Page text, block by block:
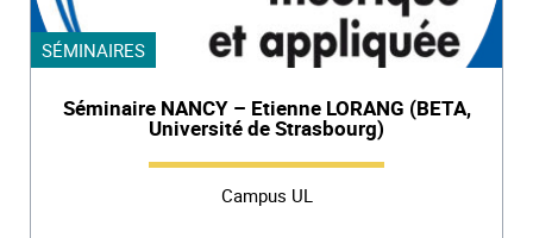
SÉMINAIRES
Séminaire NANCY – Etienne LORANG (BETA,
Université de Strasbourg)
Campus UL